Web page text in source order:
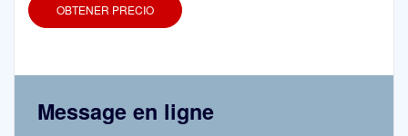
OBTENER PRECIO
Message en ligne